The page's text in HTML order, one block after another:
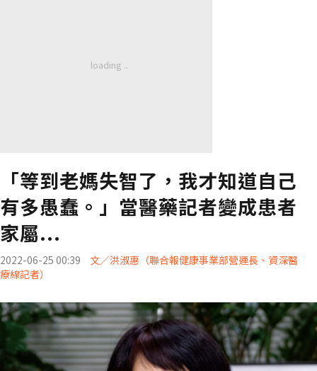
「等到老媽失智了，我才知道自己
有多愚蠢。」當醫藥記者變成患者
家屬...
2022-06-25 00:39
文／洪淑惠（聯合報健康事業部營運長、資深醫
療線記者）